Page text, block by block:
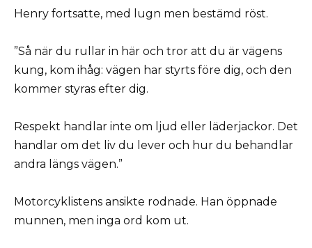
Henry fortsatte, med lugn men bestämd röst.
”Så när du rullar in här och tror att du är vägens
kung, kom ihåg: vägen har styrts före dig, och den
kommer styras efter dig.
Respekt handlar inte om ljud eller läderjackor. Det
handlar om det liv du lever och hur du behandlar
andra längs vägen.”
Motorcyklistens ansikte rodnade. Han öppnade
munnen, men inga ord kom ut.